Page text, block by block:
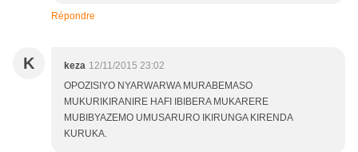
Répondre
K keza 12/11/2015 23:02
OPOZISIYO NYARWARWA MURABEMASO
MUKURIKIRANIRE HAFI IBIBERA MUKARERE
MUBIBYAZEMO UMUSARURO IKIRUNGA KIRENDA
KURUKA.